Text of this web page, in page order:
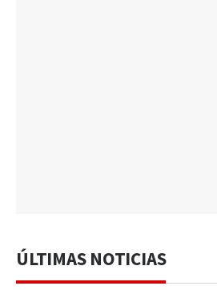
ÚLTIMAS NOTICIAS